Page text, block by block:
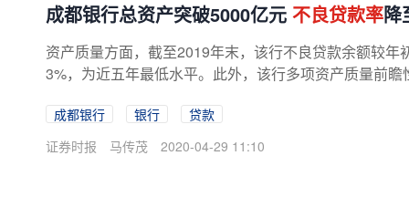
成都银行总资产突破5000亿元 不良贷款率降
资产质量方面，截至2019年末，该行不良贷款余额较年
3%，为近五年最低水平。此外，该行多项资产质量前
成都银行 银行
贷款
证券时报
马传茂 2020-04-29 11:10